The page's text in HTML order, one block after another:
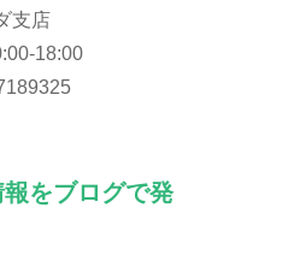
支店
18:00
をブログで発